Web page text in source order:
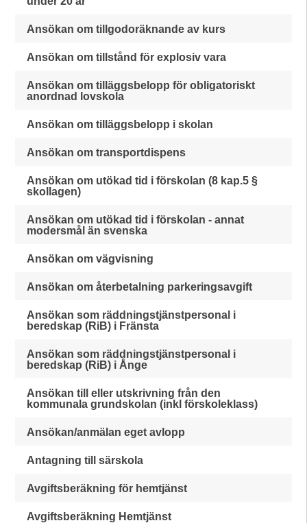
Ansökan om tillgodoräknande av kurs
Ansökan om tillstånd för explosiv vara
Ansökan om tilläggsbelopp för obligatoriskt
anordnad lovskola
Ansökan om tilläggsbelopp i skolan
Ansökan om transportdispens
Ansökan om utökad tid i förskolan (8 kap.5 §
skollagen)
Ansökan om utökad tid i förskolan - annat
modersmål än svenska
Ansökan om vägvisning
Ansökan om återbetalning parkeringsavgift
Ansökan som räddningstjänstpersonal i
beredskap (RiB) i Fränsta
Ansökan som räddningstjänstpersonal i
beredskap (RiB) i Ånge
Ansökan till eller utskrivning från den
kommunala grundskolan (inkl förskoleklass)
Ansökan/anmälan eget avlopp
Antagning till särskola
Avgiftsberäkning för hemtjänst
Avgiftsberäkning Hemtjänst